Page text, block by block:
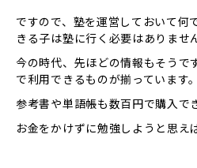
ですので、塾を運営しておいて何
きる子は塾に行く必要はありませ
今の時代、先ほどの情報もそうで
で利用できるものが揃っています。
参考書や単語帳も数百円で購入で
お金をかけずに勉強しようと思え